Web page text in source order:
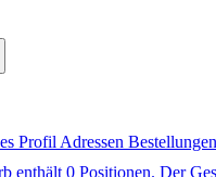
Profil Adressen Bestellungen
enthält 0 Positionen. Der